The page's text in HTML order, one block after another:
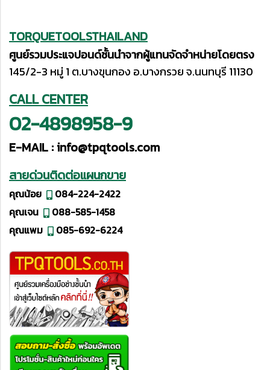
TORQUETOOLSTHAILAND
ศูนย์รวมประแจปอนด์ชั้นนำจากผู้แทนจัดจำหน่ายโดยตรง
145/2-3 หมู่ 1 ต.บางขุนกอง อ.บางกรวย จ.นนทบุรี 11130
CALL CENTER
02-4898958-9
E-MAIL :info@tpqtools.com
สายด่วนติดต่อแผนกขาย
คุณน้อย
084-224-2422
คุณเจน
088-585-1458
คุณแพม
085-692-6224